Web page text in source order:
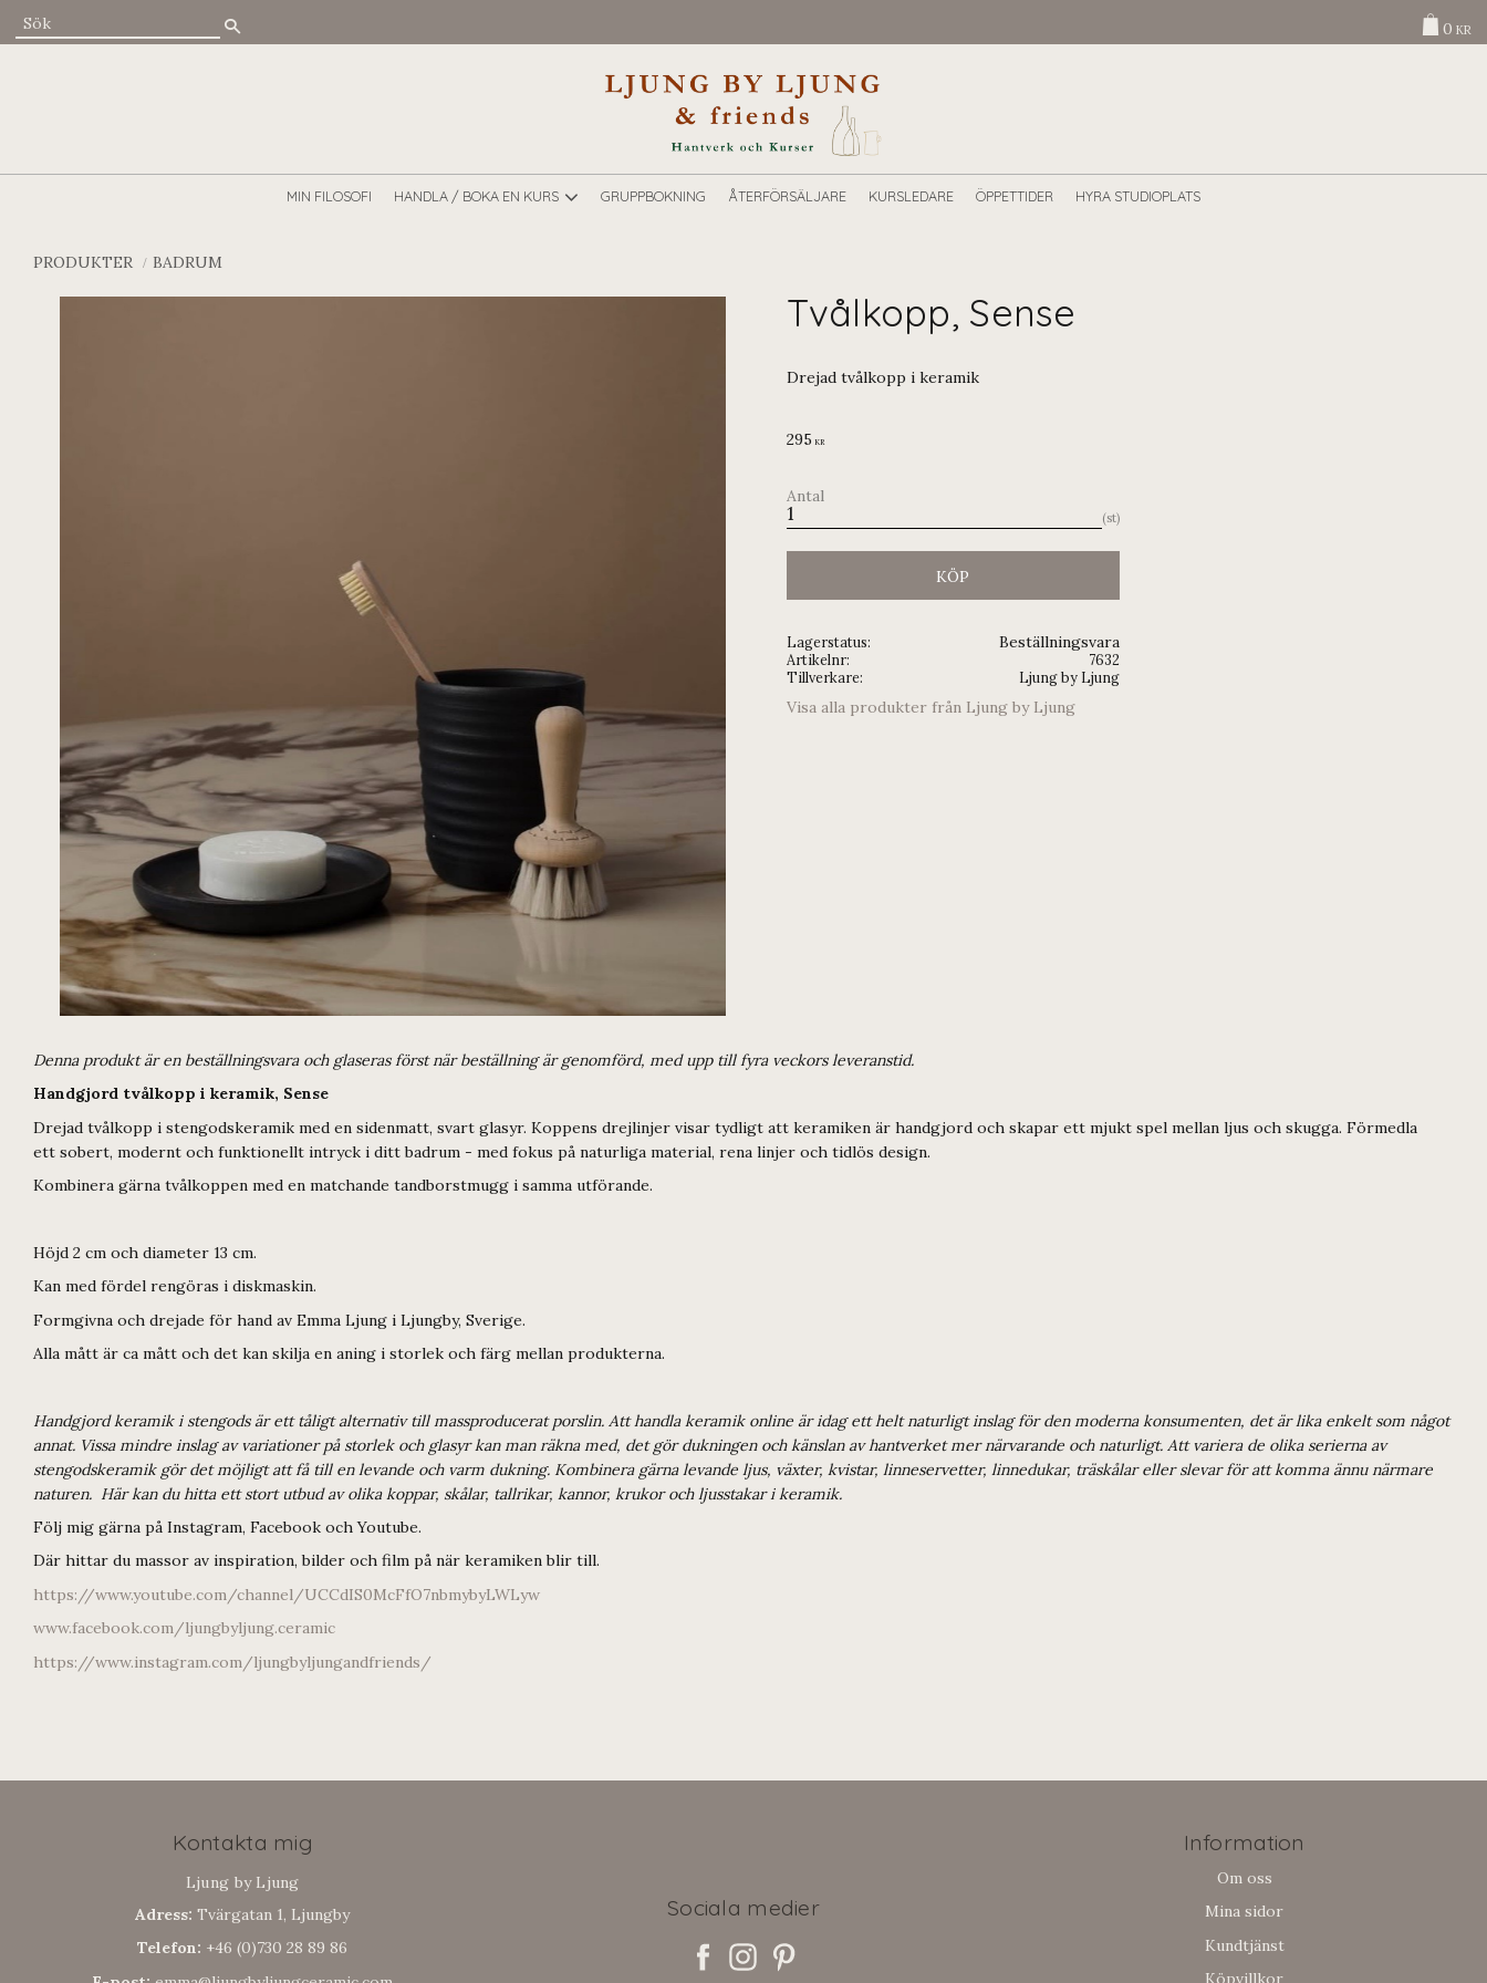
0 KR
MIN FILOSOFI HANDLA / BOKA EN KURS GRUPPBOKNING ÅTERFÖRSÄLJARE KURSLEDARE ÖPPETTIDER HYRA STUDIOPLATS
PRODUKTER BADRUM
Tvålkopp, Sense
Drejad tvålkopp i keramik
295 KR
Antal
st
KÖP
Lagerstatus Beställningsvara
Artikelnr
7632
Tillverkare
Ljung by Ljung
Visa alla produkter från Ljung by Ljung
Denna produkt är en beställningsvara och glaseras först när beställning är genomförd, med upp till fyra veckors leveranstid.
Handgjord tvålkopp i keramik, Sense
Drejad tvålkopp i stengodskeramik med en sidenmatt, svart glasyr. Koppens drejlinjer visar tydligt att keramiken är handgjord och skapar ett mjukt spel mellan ljus och skugga. Förmedla
ett sobert, modernt och funktionellt intryck i ditt badrum - med fokus på naturliga material, rena linjer och tidlös design.
Kombinera gärna tvålkoppen med en matchande tandborstmugg i samma utförande.
Höjd 2 cm och diameter 13 cm.
Kan med fördel rengöras i diskmaskin.
Formgivna och drejade för hand av Emma Ljung i Ljungby, Sverige.
Alla mått är ca mått och det kan skilja en aning i storlek och färg mellan produkterna.
Handgjord keramik i stengods är ett tåligt alternativ till massproducerat porslin. Att handla keramik online är idag ett helt naturligt inslag för den moderna konsumenten, det är lika enkelt som något
annat. Vissa mindre inslag av variationer på storlek och glasyr kan man räkna med, det gör dukningen och känslan av hantverket mer närvarande och naturligt. Att variera de olika serierna av
stengodskeramik gör det möjligt att få till en levande och varm dukning. Kombinera gärna levande ljus, växter, kvistar, linneservetter, linnedukar, träskålar eller slevar för att komma ännu närmare
naturen. Här kan du hitta ett stort utbud av olika koppar, skålar, tallrikar, kannor, krukor och ljusstakar i keramik.
Följ mig gärna på Instagram, Facebook och Youtube.
Där hittar du massor av inspiration, bilder och film på när keramiken blir till.
https://www.youtube.com/channel/UCCdIS0McFfO7nbmybyLWLyw
www.facebook.com/ljungbyljung.ceramic
https://www.instagram.com/ljungbyljungandfriends/
Kontakta mig
Ljung by Ljung
Adress: Tvärgatan 1, Ljungby
Telefon: +46 (0)730 28 89 86
Sociala medier
Information
Om oss
Mina sidor
Kundtjänst
Köpvillkor